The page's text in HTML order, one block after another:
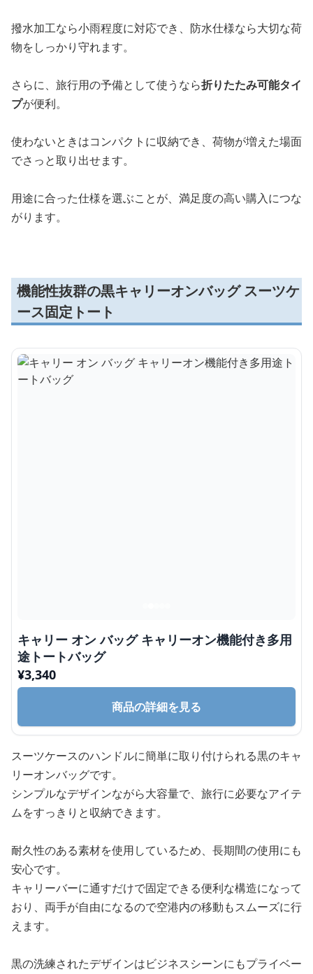
撥水加工なら小雨程度に対応でき、防水仕様なら大切な荷
物をしっかり守れます。
さらに、旅行用の予備として使うなら折りたたみ可能タイ
プが便利。
使わないときはコンパクトに収納でき、荷物が増えた場面
でさっと取り出せます。
用途に合った仕様を選ぶことが、満足度の高い購入につな
がります。
機能性抜群の黒キャリーオンバッグ スーツケ
ース固定トート
キャリー オン バッグ キャリーオン機能付き多用
途トートバッグ
¥3,340
商品の詳細を見る
スーツケースのハンドルに簡単に取り付けられる黒のキャ
リーオンバッグです。
シンプルなデザインながら大容量で、旅行に必要なアイテ
ムをすっきりと収納できます。
耐久性のある素材を使用しているため、長期間の使用にも
安心です。
キャリーバーに通すだけで固定できる便利な構造になって
おり、両手が自由になるので空港内の移動もスムーズに行
えます。
黒の洗練されたデザインはビジネスシーンにもプライベー